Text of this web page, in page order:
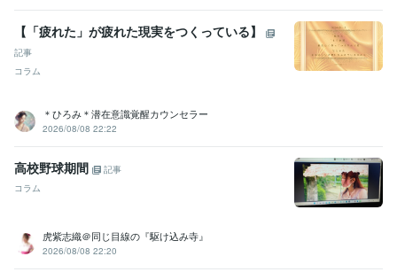
【「疲れた」が疲れた現実をつくっている】
記事
コラム
＊ひろみ＊潜在意識覚醒カウンセラー
2026/08/08 22:22
高校野球期間
記事
コラム
虎紫志織＠同じ目線の『駆け込み寺』
2026/08/08 22:20